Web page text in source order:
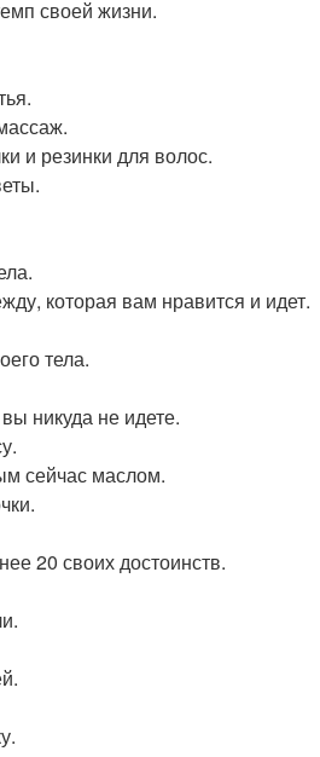
своей жизни.
и резинки для волос.
которая вам нравится и идет.
тела.
никуда не идете.
сейчас маслом.
20 своих достоинств.